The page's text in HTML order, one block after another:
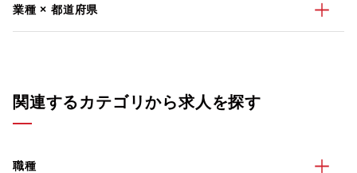
業種 × 都道府県
関連するカテゴリから求人を探す
職種